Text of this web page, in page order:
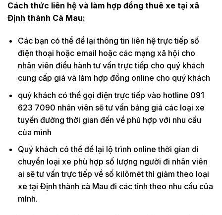
Cách thức liên hệ và làm hợp đồng thuê xe tại xã
Định thành Cà Mau:
Các bạn có thể để lại thông tin liên hệ trực tiếp số
điện thoại hoặc email hoặc các mạng xã hội cho
nhân viên điều hành tư vấn trực tiếp cho quý khách
cung cấp giá và làm hợp đồng online cho quý khách
quý khách có thể gọi điện trực tiếp vào hotline 091
623 7090 nhân viên sẽ tư vấn bảng giá các loại xe
tuyến đường thời gian đến về phù hợp với nhu cầu
của mình
Quý khách có thể để lại lộ trình online thời gian di
chuyển loại xe phù hợp số lượng người đi nhân viên
ai sẽ tư vấn trực tiếp về số kilômét thì giảm theo loại
xe tại Định thành cà Mau đi các tỉnh theo nhu cầu của
mình.